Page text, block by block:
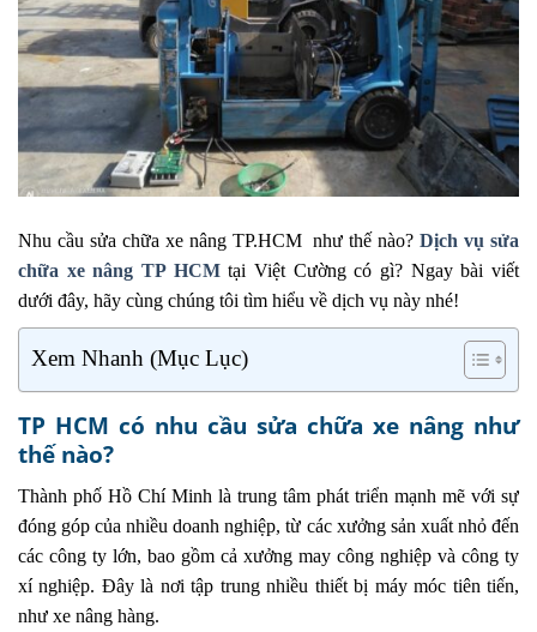
Nhu cầu sửa chữa xe nâng TP.HCM như thế nào?Dịch vụ sửa
chữa xe nâng TP HCMtại Việt Cường có gì? Ngay bài viết
dưới đây, hãy cùng chúng tôi tìm hiểu về dịch vụ này nhé!
Xem Nhanh (Mục Lục)
TP HCM có nhu cầu sửa chữa xe nâng như
thế nào?
Thành phố Hồ Chí Minh là trung tâm phát triển mạnh mẽ với sự
đóng góp của nhiều doanh nghiệp, từ các xưởng sản xuất nhỏ đến
các công ty lớn, bao gồm cả xưởng may công nghiệp và công ty
xí nghiệp. Đây là nơi tập trung nhiều thiết bị máy móc tiên tiến,
như xe nâng hàng.